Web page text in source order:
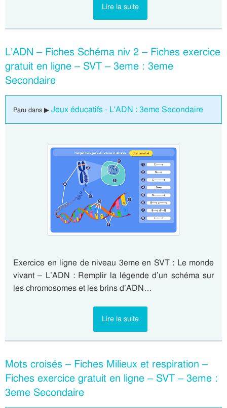
Lire la suite
L’ADN – Fiches Schéma niv 2 – Fiches exercice
gratuit en ligne – SVT – 3eme : 3eme
Secondaire
Paru dans ▶ Jeux éducatifs - L'ADN : 3eme Secondaire
Exercice en ligne de niveau 3eme en SVT : Le monde
vivant – L’ADN : Remplir la légende d’un schéma sur
les chromosomes et les brins d’ADN…
Lire la suite
Mots croisés – Fiches Milieux et respiration –
Fiches exercice gratuit en ligne – SVT – 3eme :
3eme Secondaire